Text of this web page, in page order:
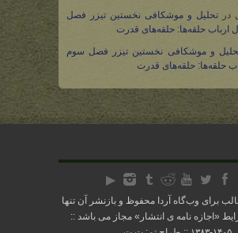
در تحلیل و موشکافی نخستین تیزر فصل
ارباب حلقه‌ها: حلقه‌های قدرت
و موشکافی نخستین تیزر فصل سوم
حلقه‌ها: حلقه‌های قدرت
برای وب‌گاه آردا محفوظ و بازنشر آن تنها
« اجازه نامه ی انتشار » مجاز می باشد ::